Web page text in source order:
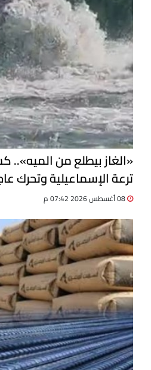
«الغاز بيطلع من
ترعة الإسماعيلية وتحرك
التسرب